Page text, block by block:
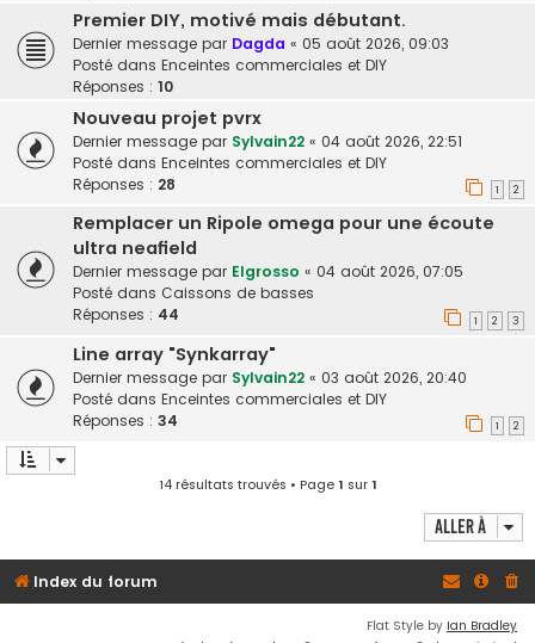
Premier DIY, motivé mais débutant.
Dernier message par Dagda « 05 août 2026, 09:03
Posté dans Enceintes commerciales et DIY
Réponses : 10
Nouveau projet pvrx
Dernier message par Sylvain22 « 04 août 2026, 22:51
Posté dans Enceintes commerciales et DIY
Réponses : 28 1 2
Remplacer un Ripole omega pour une écoute
ultra neafield
Dernier message par Elgrosso « 04 août 2026, 07:05
Posté dans Caissons de basses
Réponses : 44 1 2 3
Line array "Synkarray"
Dernier message par Sylvain22 « 03 août 2026, 20:40
Posté dans Enceintes commerciales et DIY
Réponses : 34 1 2
14 résultats trouvés • Page1 sur1
Aller à
Index du forum
Flat Style by Ian Bradley